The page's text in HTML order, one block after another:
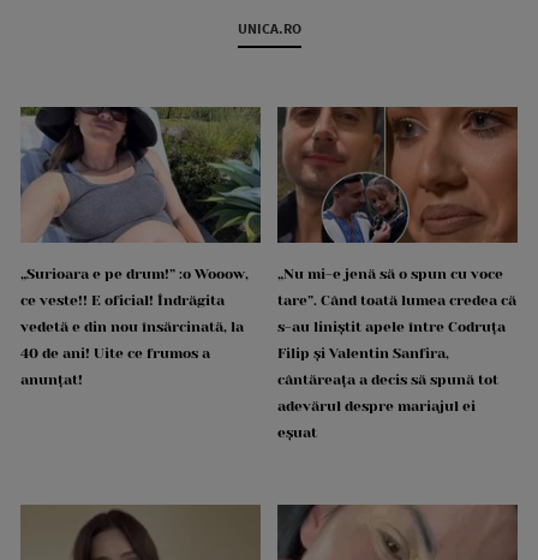
UNICA.RO
„Surioara e pe drum!” :o Wooow,
ce veste!! E oficial! Îndrăgita
vedetă e din nou însărcinată, la
40 de ani! Uite ce frumos a
anunțat!
„Nu mi-e jenă să o spun cu voce
tare”. Când toată lumea credea că
s-au liniștit apele între Codruța
Filip și Valentin Sanfira,
cântăreața a decis să spună tot
adevărul despre mariajul ei
eșuat